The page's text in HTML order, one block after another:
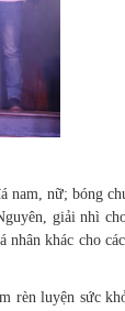
nam, nữ; bóng
giải nhì
khác cho
rèn luyện sức